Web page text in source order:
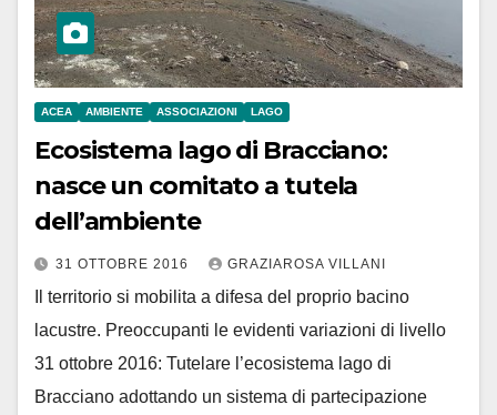
ACEA AMBIENTE ASSOCIAZIONI LAGO
Ecosistema lago di Bracciano:
nasce un comitato a tutela
dell’ambiente
31 OTTOBRE 2016 GRAZIAROSA VILLANI
Il territorio si mobilita a difesa del proprio bacino
lacustre. Preoccupanti le evidenti variazioni di livello
31 ottobre 2016: Tutelare l’ecosistema lago di
Bracciano adottando un sistema di partecipazione